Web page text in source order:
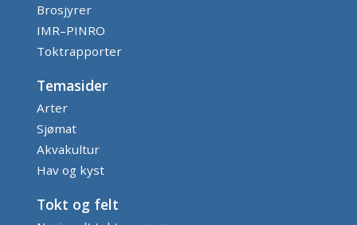
Brosjyrer
IMR–PINRO
Toktrapporter
Temasider
Arter
Sjømat
Akvakultur
Hav og kyst
Tokt og felt